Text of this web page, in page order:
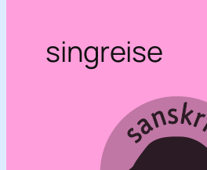
singreise